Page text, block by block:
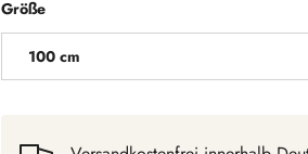
Größe
100 cm